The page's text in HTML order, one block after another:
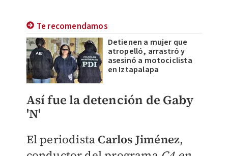
Te recomendamos
Detienen a mujer que
atropelló, arrastró y
asesinó a motociclista
en Iztapalapa
Así fue la detención de Gaby
'N'
El periodista Carlos Jiménez,